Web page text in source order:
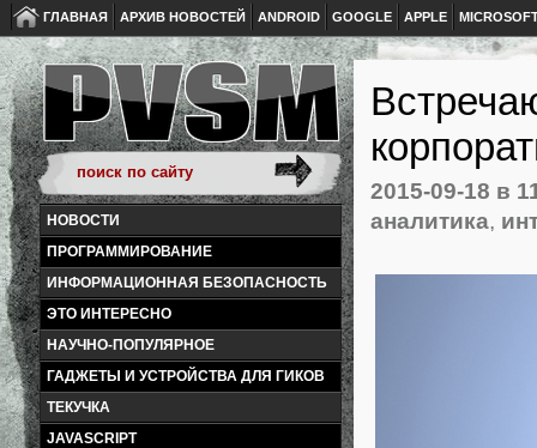
ГЛАВНАЯ АРХИВ НОВОСТЕЙ ANDROID GOOGLE APPLE
НОВОСТИ
ПРОГРАММИРОВАНИЕ
ИНФОРМАЦИОННАЯ БЕЗОПАСНОСТЬ
ЭТО ИНТЕРЕСНО
НАУЧНО-ПОПУЛЯРНОЕ
ГАДЖЕТЫ И УСТРОЙСТВА ДЛЯ ГИКОВ
ТЕКУЧКА
JAVASCRIPT
2015-09-18 в
аналитика,